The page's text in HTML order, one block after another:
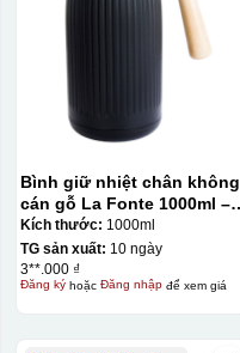
Bình giữ nhiệt chân không
cán gỗ La Fonte 1000ml –
011679
Kích thước: 1000ml
TG sản xuất: 10 ngày
3**.000 ₫
Đăng kýhoặc Đăng nhậpđể xem giá